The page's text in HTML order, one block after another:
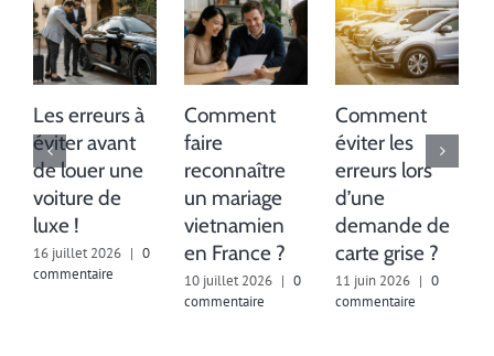
Les erreurs à
éviter avant
de louer une
voiture de
luxe !
16 juillet 2026 | 0
commentaire
Comment
faire
reconnaître
un mariage
vietnamien
en France ?
10 juillet 2026 | 0
commentaire
Comment
éviter les
erreurs lors
d’une
demande de
carte grise ?
11 juin 2026 | 0
commentaire